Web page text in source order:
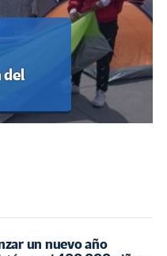
del
un nuevo año